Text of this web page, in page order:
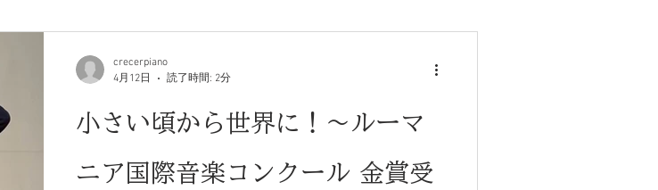
ル
小さい頃から世界に！〜ルーマ
ニア国際音楽コンクール 金賞受
crecerpiano
4月12日
読了時間: 2分